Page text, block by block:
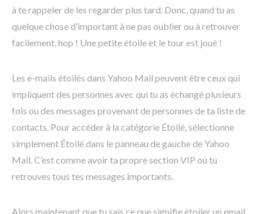
à te rappeler de les regarder plus tard. Donc, quand tu as
quelque chose d’important à ne pas oublier ou à retrouver
facilement, hop ! Une petite étoile et le tour est joué !
Les e-mails étoilés dans Yahoo Mail peuvent être ceux qui
impliquent des personnes avec qui tu as échangé plusieurs
fois ou des messages provenant de personnes de ta liste de
contacts. Pour accéder à la catégorie Étoilé, sélectionne
simplement Étoilé dans le panneau de gauche de Yahoo
Mail. C’est comme avoir ta propre section VIP où tu
retrouves tous tes messages importants.
Alors maintenant que tu sais ce que signifie étoiler un email